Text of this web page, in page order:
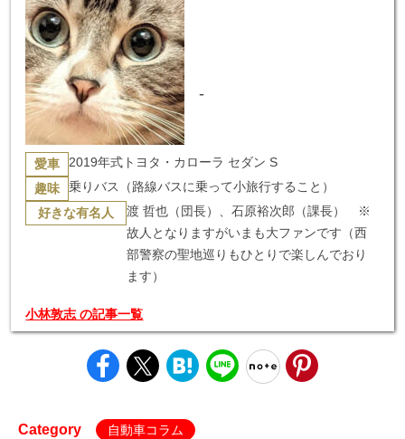
-
愛車 2019年式トヨタ・カローラ セダン S
趣味 乗りバス（路線バスに乗って小旅行すること）
好きな有名人
渡 哲也（団長）、石原裕次郎（課長） ※
故人となりますがいまも大ファンです（西
部警察の聖地巡りもひとりで楽しんでおり
ます）
小林敦志 の記事一覧
Category 自動車コラム